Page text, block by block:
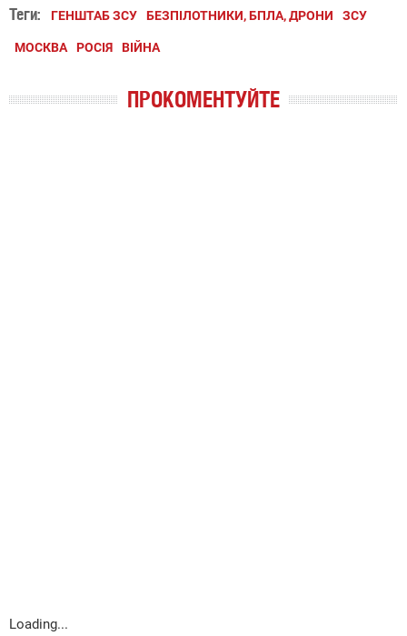
Теги: ГЕНШТАБ ЗСУ БЕЗПІЛОТНИКИ, БПЛА, ДРОНИ ЗСУ
МОСКВА РОСІЯ ВІЙНА
ПРОКОМЕНТУЙТЕ
Loading...